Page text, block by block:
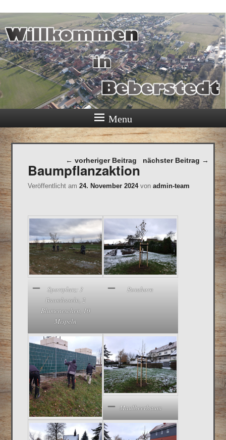
Menu
Beitragsnavigation
← vorheriger Beitrag nächster Beitrag →
Baumpflanzaktion
Veröffentlicht am24. November 2024 vonadmin-team
Sportplatz: 3
Baumhaseln, 2
Blumeneschen, 10
Mispeln
Rotahorn
Maulbeerbaum